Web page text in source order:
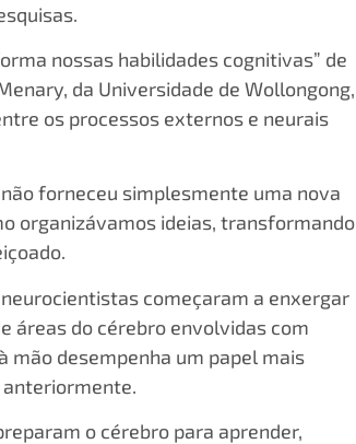
nossas habilidades cognitivas” de
da Universidade de Wollongong,
os processos externos e neurais
forneceu simplesmente uma nova
organizávamos ideias, transformando
começaram a enxergar
áreas do cérebro envolvidas com
mão desempenha um papel mais
anteriormente.
o cérebro para aprender,